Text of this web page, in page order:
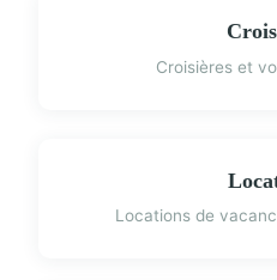
Croisières et
Locations de